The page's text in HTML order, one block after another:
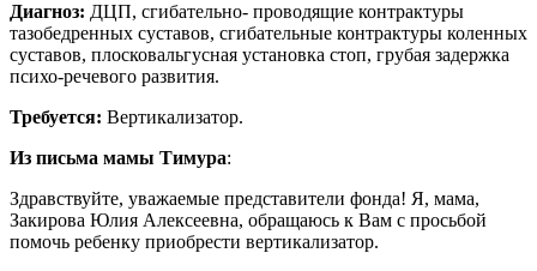
Диагноз: ДЦП, сгибательно- проводящие контрактуры
тазобедренных суставов, сгибательные контрактуры коленных
суставов, плосковальгусная установка стоп, грубая задержка
психо-речевого развития.
Требуется: Вертикализатор.
Из письма мамы Тимура:
Здравствуйте, уважаемые представители фонда! Я, мама,
Закирова Юлия Алексеевна, обращаюсь к Вам с просьбой
помочь ребенку приобрести вертикализатор.